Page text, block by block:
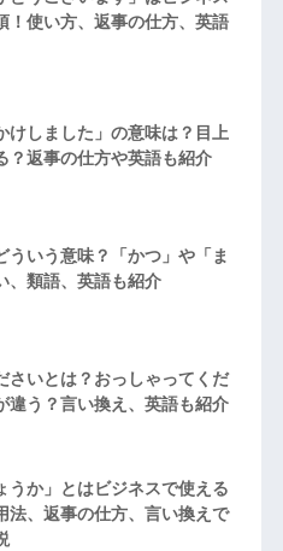
！使い方、返事の仕方、英語
けしました」の意味は？目上
？返事の仕方や英語も紹介
ういう意味？「かつ」や「ま
、類語、英語も紹介
さいとは？おっしゃってくだ
違う？言い換え、英語も紹介
うか」とはビジネスで使える
法、返事の仕方、言い換えで